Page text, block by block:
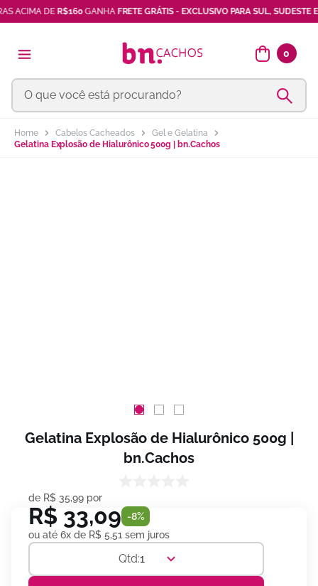
ACIMA DE R$160GANHA FRETE GRÁTIS- EXCLUSIVO PARA SUL, SUDESTE
0
O que você está procurando?
Cabelos Cacheados
Gel e Gelatina
Gelatina Explosão de Hialurônico 500g | bn.Cachos
Gelatina Explosão de Hialurônico 500g |
bn.Cachos
de R$ 35,99 por
R$ 33,09 -8%
ou até 6x de R$ 5,51 sem juros
1
7º shampoo
10 ativador cachos